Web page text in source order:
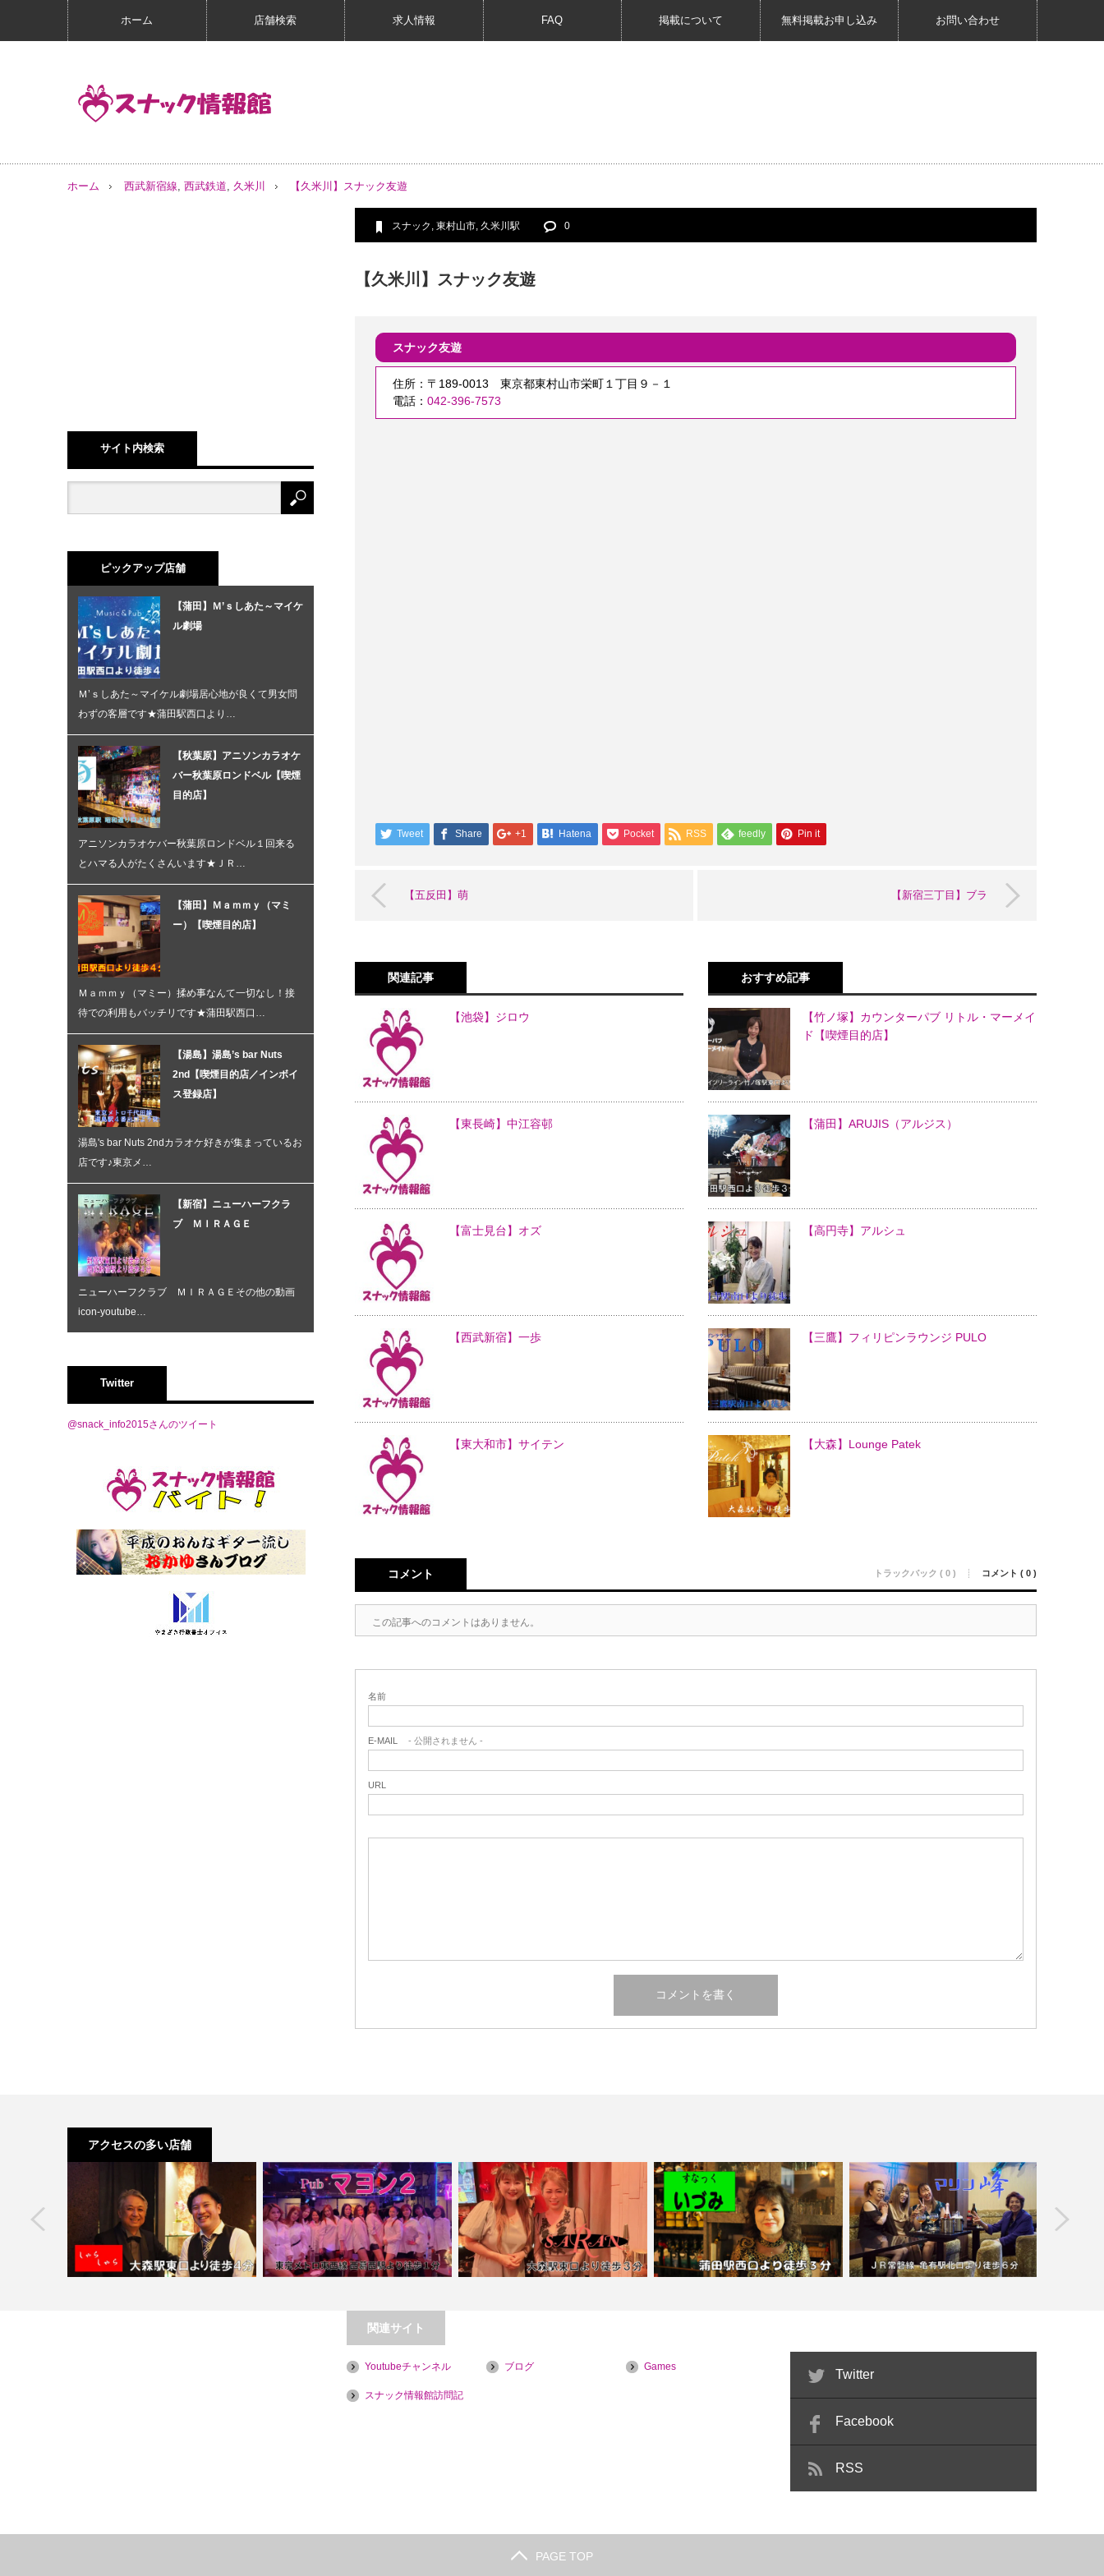
ホーム 店舗検索 求人情報 FAQ 掲載について 無料掲載お申し込み お問い合わせ
ホーム 西武新宿線, 西武鉄道, 久米川 【久米川】スナック友遊
スナック , 東村山市, 久米川駅 0
【久米川】スナック友遊
スナック友遊
住所：〒189-0013 東京都東村山市栄町１丁目９－１
電話： 042-396-7573
Tweet Share +1 Hatena Pocket RSS feedly Pin it
【五反田】萌 【新宿三丁目】ブラ
関連記事
【池袋】ジロウ
【東長崎】中江容邨
【富士見台】オズ
【西武新宿】一歩
【東大和市】サイテン
おすすめ記事
【竹ノ塚】カウンターパブ リトル・マーメイ
ド【喫煙目的店】
【蒲田】ARUJIS（アルジス）
【高円寺】アルシュ
【三鷹】フィリピンラウンジ PULO
【大森】Lounge Patek
コメント トラックバック ( 0 ) コメント ( 0 )
この記事へのコメントはありません。
名前
E-MAIL - 公開されません -
URL
サイト内検索
ピックアップ店舗
【蒲田】Ｍ’ｓしあた～マイケ
ル劇場
Ｍ’ｓしあた～マイケル劇場居心地が良くて男女問
わずの客層です★蒲田駅西口より…
【秋葉原】アニソンカラオケ
バー秋葉原ロンドベル【喫煙
目的店】
アニソンカラオケバー秋葉原ロンドベル１回来る
とハマる人がたくさんいます★ＪＲ…
【蒲田】Ｍａｍｍｙ（マミ
ー）【喫煙目的店】
Ｍａｍｍｙ（マミー）揉め事なんて一切なし！接
待での利用もバッチリです★蒲田駅西口…
【湯島】湯島’s bar Nuts
2nd【喫煙目的店／インボイ
ス登録店】
湯島's bar Nuts 2ndカラオケ好きが集まっているお
店です♪東京メ…
【新宿】ニューハーフクラ
ブ ＭＩＲＡＧＥ
ニューハーフクラブ ＭＩＲＡＧＥその他の動画
icon-youtube…
Twitter
@snack_info2015さんのツイート
アクセスの多い店舗
【西葛西】フィリピンパブ マヨン２ 【大森】SARAN
関連サイト
Youtubeチャンネル ブログ Games
スナック情報館訪問記
Twitter
Facebook
RSS
PAGE TOP